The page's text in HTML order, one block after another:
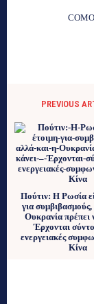
PREVIOUS
Πούτιν: Η Ρωσία
για
Ουκρανία πρέπει
Έρχονται
ενεργειακές
Κίνα